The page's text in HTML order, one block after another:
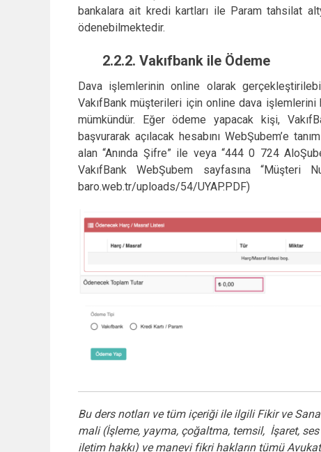
bankalara ait kredi kartları ile Param tahsilat
ödenebilmektedir.
2.2.2. Vakıfbank ile Ödeme
Dava işlemlerinin online olarak
VakıfBank müşterileri için online dava
mümkündür. Eğer ödeme yapacak kişi,
başvurarak açılacak hesabını WebŞubem’e
alan “Anında Şifre” ile veya “444 0 724
VakıfBank WebŞubem sayfasına
baro.web.tr/uploads/54/UYAP.PDF)
Bu ders notları ve tüm içeriği ile ilgili Fikir ve
mali (İşleme, yayma, çoğaltma, temsil, İşaret,
iletim hakkı) ve manevi fikri hakların tümü